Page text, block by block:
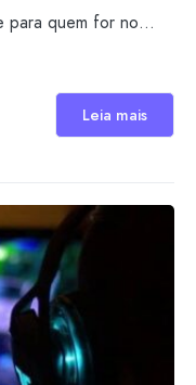
para quem for no…
Leia mais